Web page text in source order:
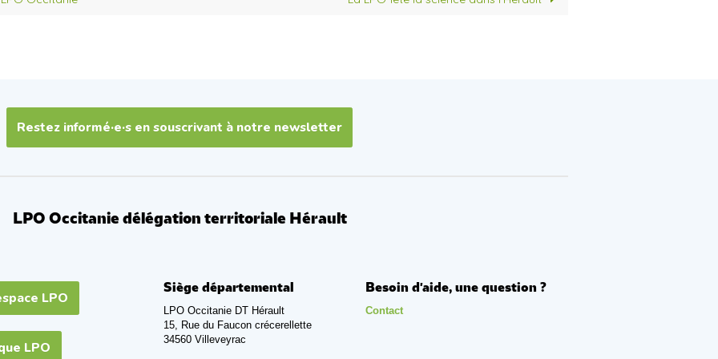
Restez informé·e·s en souscrivant à notre newsletter
LPO Occitanie délégation territoriale Hérault
LPO
LPO
Siège départemental
LPO Occitanie DT Hérault
15, Rue du Faucon crécerellette
34560 Villeveyrac
Besoin d'aide, une question ?
Contact